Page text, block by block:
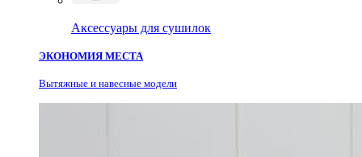
Аксессуары для сушилок
ЭКОНОМИЯ МЕСТА
Вытяжные и навесные модели